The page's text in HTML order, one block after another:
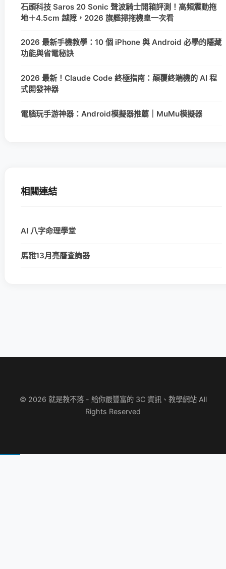
石頭科技 Saros 20 Sonic 聲波騎士開箱評測！高頻震動拖
地＋4.5cm 越障，2026 旗艦掃拖機皇一次看
2026 最新手機教學：10 個 iPhone 與 Android 必學的隱藏
功能與省電秘訣
2026 最新！Claude Code 終極指南：顛覆終端機的 AI 程
式開發神器
電腦玩手游神器：Android模擬器推薦｜MuMu模擬器
相關連結
AI 八字命理學堂
馬雅13月亮曆查詢器
© 2026 就是教不落 - 給你最豐富的 3C 資訊、教學網站 All
Rights Reserved